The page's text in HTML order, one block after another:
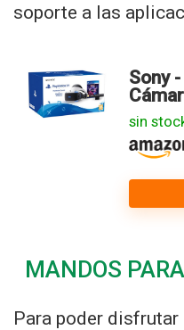
soporte a las
Sony
sin
MANDOS
Para poder